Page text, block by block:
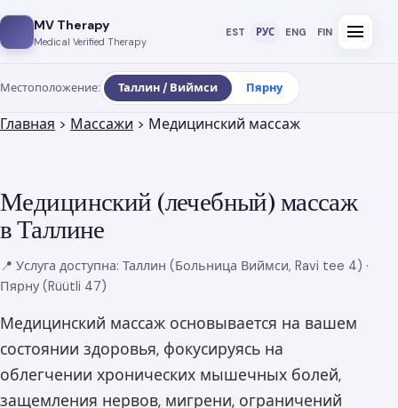
MV Therapy
Medical Verified Therapy
EST РУС ENG FIN menu
Местоположение: Таллин / Виймси Пярну
Главная > Массажи > Медицинский массаж
Медицинский (лечебный) массаж
в Таллине
📍 Услуга доступна: Таллин (Больница Виймси, Ravi tee 4) ·
Пярну (Rüütli 47)
Медицинский массаж основывается на вашем
состоянии здоровья, фокусируясь на
облегчении хронических мышечных болей,
защемления нервов, мигрени, ограничений